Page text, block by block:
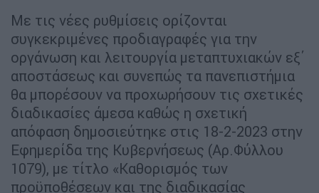
Με τις νέες ρυθμίσεις ορίζονται
συγκεκριμένες προδιαγραφές για την
οργάνωση και λειτουργία μεταπτυχιακών εξ΄
αποστάσεως και συνεπώς τα πανεπιστήμια
θα μπορέσουν να προχωρήσουν τις σχετικές
διαδικασίες άμεσα καθώς η σχετική
απόφαση δημοσιεύτηκε στις 18-2-2023 στην
Εφημερίδα της Κυβερνήσεως (Αρ.Φύλλου
1079), με τίτλο «Καθορισμός των
προϋποθέσεων και της διαδικασίας